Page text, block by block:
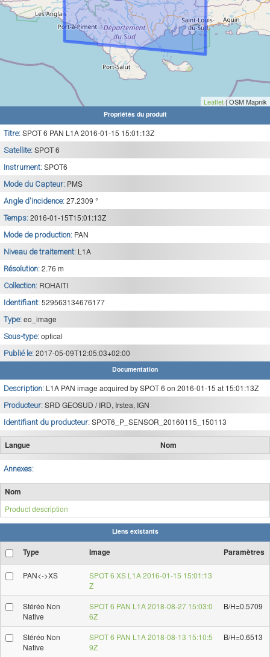
Leaflet| OSM Mapnik
Propriétés du produit
Titre: SPOT 6 PAN L1A 2016-01-15 15:01:13Z
Satellite: SPOT 6
Instrument: SPOT6
Mode du Capteur: PMS
Angle d'incidence: 27.2309 °
Temps: 2016-01-15T15:01:13Z
Mode de production: PAN
Niveau de traitement: L1A
Résolution: 2.76 m
Collection: ROHAITI
Identifiant: 529563134676177
Type: eo_image
Sous-type: optical
Publié le: 2017-05-09T12:05:03+02:00
Documentation
Description: L1A PAN image acquired by SPOT 6 on 2016-01-15 at 15:01:13Z
Producteur: SRD GEOSUD / IRD, Irstea, IGN
Identifiant du producteur: SPOT6_P_SENSOR_20160115_150113
Langue Nom
Annexes:
Nom
Product description
Liens existants
Type Image Paramètres
PAN<->XS
SPOT 6 XS L1A 2016-01-15 15:01:13
Z
Stéréo Non
Native
SPOT 6 PAN L1A 2018-08-27 15:03:0
6Z
B/H=0.5709
Stéréo Non
Native
SPOT 6 PAN L1A 2018-08-13 15:10:5
9Z
B/H=0.6513